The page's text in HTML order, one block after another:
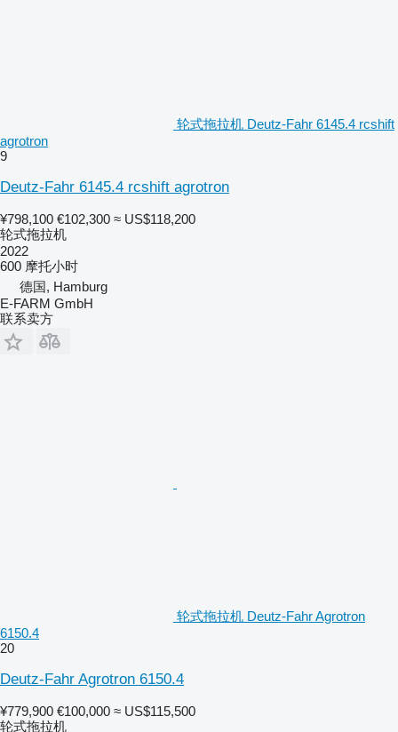
轮式拖拉机 Deutz-Fahr 6145.4 rcshift
agrotron
9
Deutz-Fahr 6145.4 rcshift agrotron
¥798,100 €102,300 ≈ US$118,200
轮式拖拉机
2022
600 摩托小时
德国, Hamburg
E-FARM GmbH
联系卖方
轮式拖拉机 Deutz-Fahr Agrotron
6150.4
20
Deutz-Fahr Agrotron 6150.4
¥779,900 €100,000 ≈ US$115,500
轮式拖拉机